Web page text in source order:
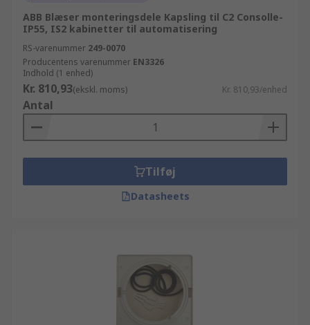
ABB Blæser monteringsdele Kapsling til C2 Consolle-
IP55, IS2 kabinetter til automatisering
RS-varenummer 249-0070
Producentens varenummer EN3326
Indhold (1 enhed)
Kr. 810,93(ekskl. moms) Kr. 810,93/enhed
Antal
Tilføj
Datasheets